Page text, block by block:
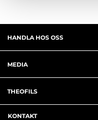
HANDLA HOS OSS
MEDIA
THEOFILS
KONTAKT